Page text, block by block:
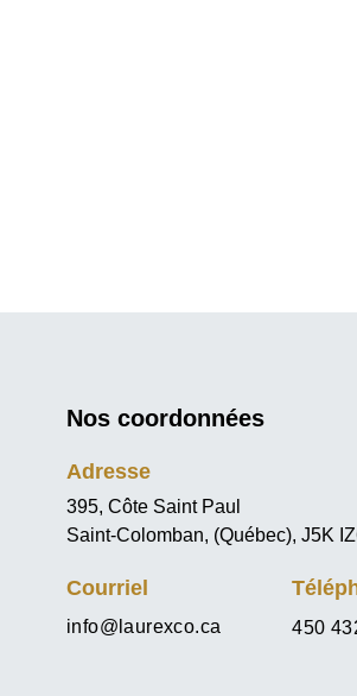
Nos coordonnées
Adresse
395, Côte Saint Paul
Saint-Colomban, (Québec), J5K
Courriel
info@laurexco.ca 450